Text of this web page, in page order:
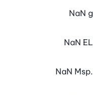
NaN g
NaN EL
NaN Msp.